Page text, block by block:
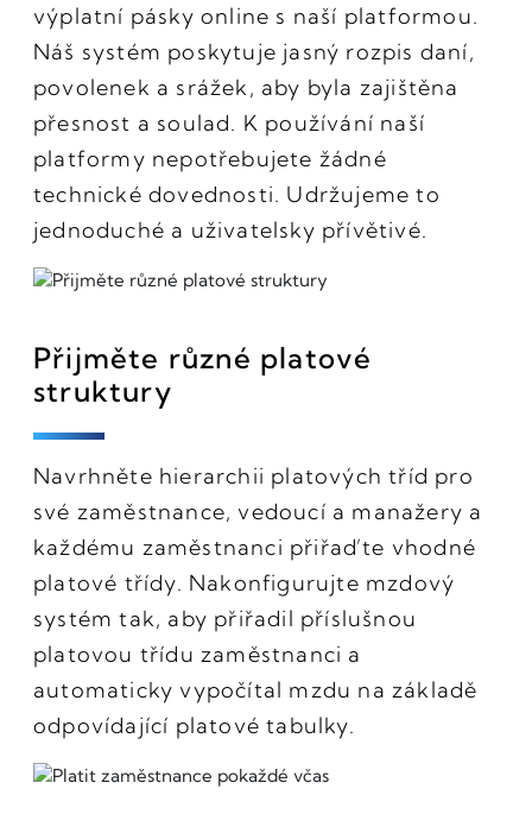
výplatní pásky online s naší platformou.
Náš systém poskytuje jasný rozpis daní,
povolenek a srážek, aby byla zajištěna
přesnost a soulad. K používání naší
platformy nepotřebujete žádné
technické dovednosti. Udržujeme to
jednoduché a uživatelsky přívětivé.
Přijměte různé platové
struktury
Navrhněte hierarchii platových tříd pro
své zaměstnance, vedoucí a manažery a
každému zaměstnanci přiřaďte vhodné
platové třídy. Nakonfigurujte mzdový
systém tak, aby přiřadil příslušnou
platovou třídu zaměstnanci a
automaticky vypočítal mzdu na základě
odpovídající platové tabulky.